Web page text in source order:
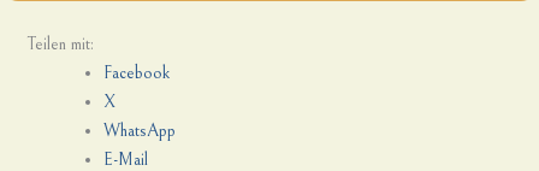
Teilen mit:
Facebook
X
WhatsApp
E-Mail